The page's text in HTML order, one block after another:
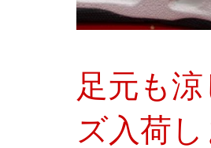
足元も
ズ入荷し